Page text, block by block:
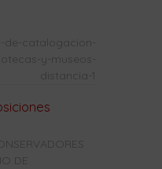
de-catalogacion-
y-museos-
distancia-1
DE